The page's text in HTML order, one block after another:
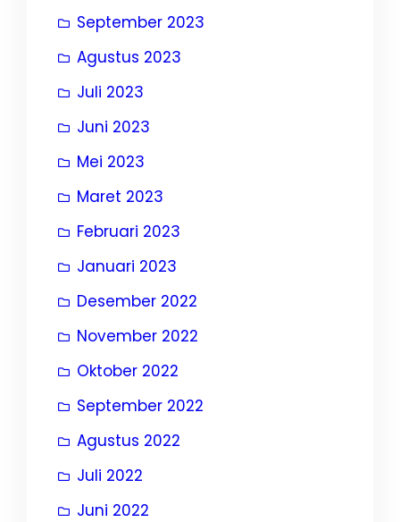
September 2023
Agustus 2023
Juli 2023
Juni 2023
Mei 2023
Maret 2023
Februari 2023
Januari 2023
Desember 2022
November 2022
Oktober 2022
September 2022
Agustus 2022
Juli 2022
Juni 2022